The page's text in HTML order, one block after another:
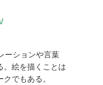
ーションや言葉
。絵を描くことは
でもある。